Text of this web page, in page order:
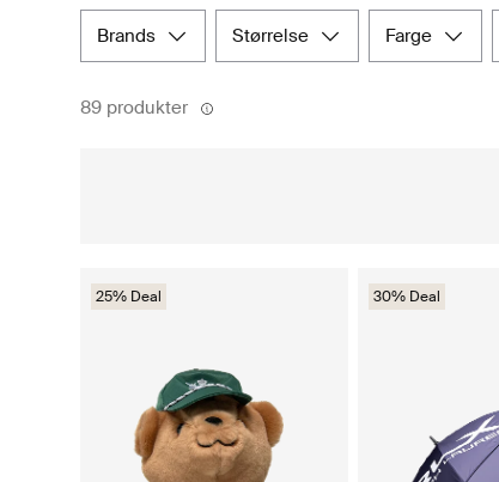
brands størrelse farge
89 produkter
25% Deal 30% Deal